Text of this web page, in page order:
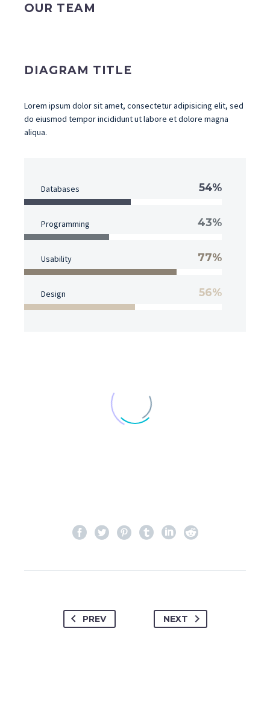
OUR TEAM
DIAGRAM TITLE
Lorem ipsum dolor sit amet, consectetur adipisicing elit, sed
do eiusmod tempor incididunt ut labore et dolore magna
aliqua.
Databases 54%
Programming 43%
Usability 77%
Design 56%
PREV NEXT